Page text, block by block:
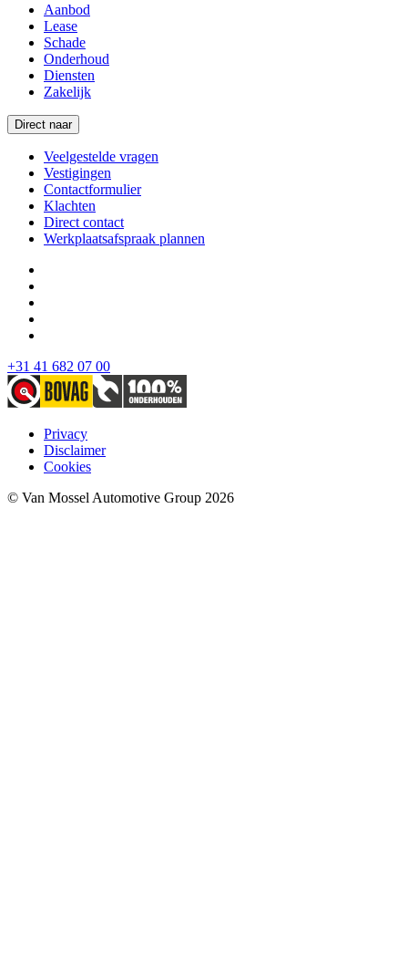
Aanbod
Lease
Schade
Onderhoud
Diensten
Zakelijk
Direct naar
Veelgestelde vragen
Vestigingen
Contactformulier
Klachten
Direct contact
Werkplaatsafspraak plannen
+31 41 682 07 00
Privacy
Disclaimer
Cookies
© Van Mossel Automotive Group 2026